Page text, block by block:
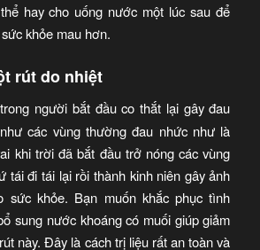
hay cho uống nước một lúc sau để
khỏe mau hơn.
rút do nhiệt
người bắt đầu co thắt lại gây đau
các vùng thường đau nhức như là
khi trời đã bắt đầu trở nóng các vùng
tái đi tái lại rồi thành kinh niên gây ảnh
sức khỏe. Bạn muốn khắc phục tình
sung nước khoáng có muối giúp giảm
này. Đây là cách trị liệu rất an toàn và